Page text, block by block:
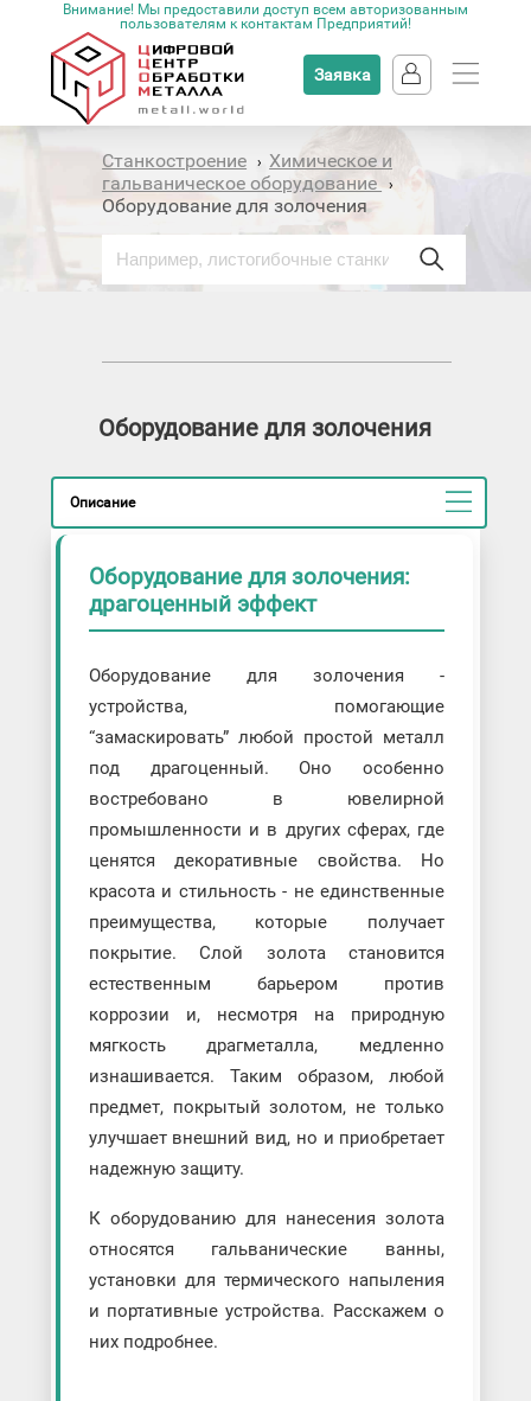
Внимание! Мы предоставили доступ всем авторизованным
пользователям к контактам Предприятий!
Заявка
Станкостроение ›Химическое и
гальваническое оборудование›
Оборудование для золочения
Оборудование для золочения
Описание
Оборудование для золочения:
драгоценный эффект
Оборудование для золочения -
устройства, помогающие
“замаскировать” любой простой металл
под драгоценный. Оно особенно
востребовано в ювелирной
промышленности и в других сферах, где
ценятся декоративные свойства. Но
красота и стильность - не единственные
преимущества, которые получает
покрытие. Слой золота становится
естественным барьером против
коррозии и, несмотря на природную
мягкость драгметалла, медленно
изнашивается. Таким образом, любой
предмет, покрытый золотом, не только
улучшает внешний вид, но и приобретает
надежную защиту.
К оборудованию для нанесения золота
относятся гальванические ванны,
установки для термического напыления
и портативные устройства. Расскажем о
них подробнее.